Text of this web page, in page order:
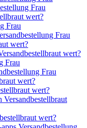
Frau
wert?
Frau
Frau
wert?
wert?
Frau
Frau
wert?
wert?
Versandbestellbraut
wert?